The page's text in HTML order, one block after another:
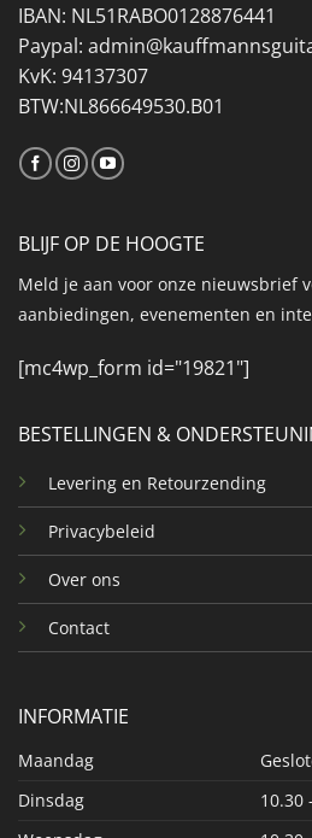
IBAN: NL51RABO0128876441
Paypal:
KvK: 94137307
BTW:NL866649530.B01
BESTELLINGEN &
Levering en Retourzending
Privacybeleid
Over ons
Contact
INFORMATIE
Maandag
Dinsdag
10.30
BLIJF OP DE HOOGTE
Meld je aan voor onze nieuwsbrief
aanbiedingen, evenementen en
[mc4wp_form id="19821"]